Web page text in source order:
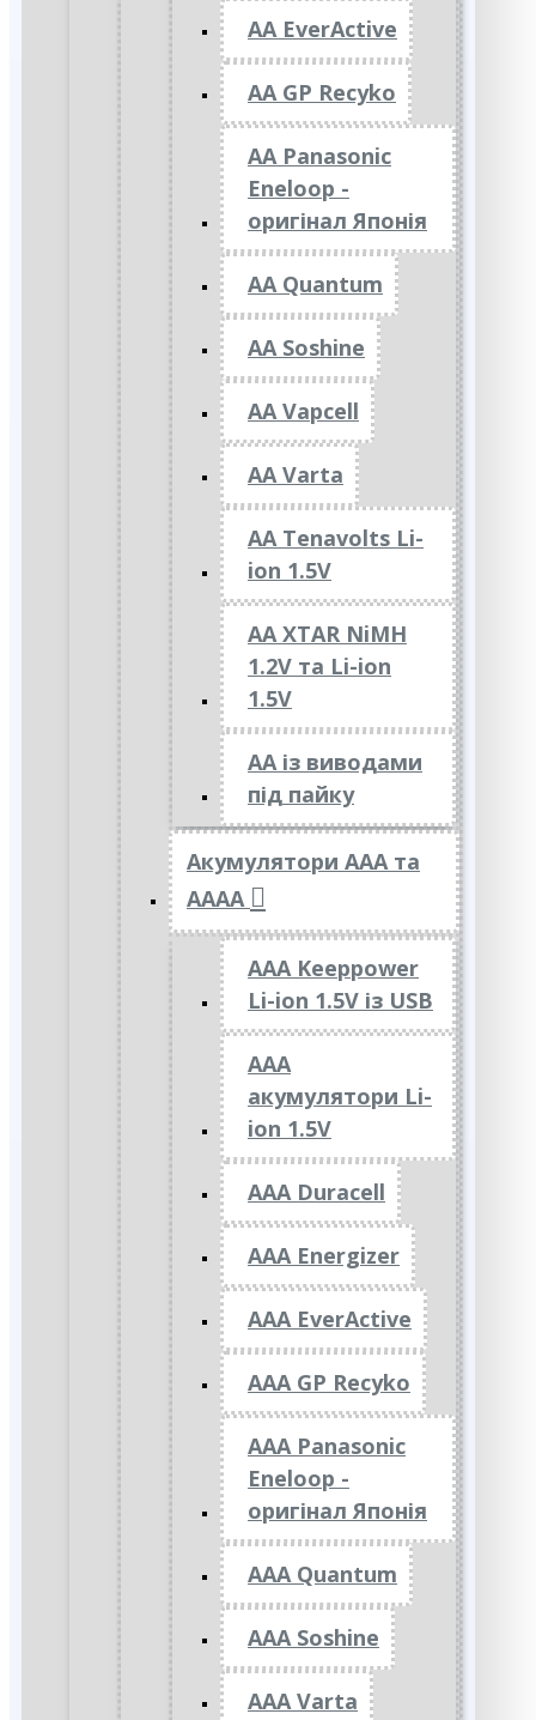
AA EverActive
AA GP Recyko
AA Panasonic
Eneloop -
оригінал Японія
AA Quantum
AA Soshine
AA Vapcell
AA Varta
AA Tenavolts Li-
ion 1.5V
AA XTAR NiMH
1.2V та Li-ion
1.5V
АА із виводами
під пайку
Акумулятори ААА та
АААА
AAA Keeppower
Li-ion 1.5V із USB
ААА
акумулятори Li-
ion 1.5V
AAA Duracell
AAA Energizer
AAA EverActive
AAA GP Recyko
AAA Panasonic
Eneloop -
оригінал Японія
AAA Quantum
AAA Soshine
AAA Varta